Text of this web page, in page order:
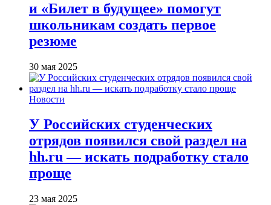
и «Билет в будущее» помогут
школьникам создать первое
резюме
30 мая 2025
Новости
У Российских студенческих
отрядов появился свой раздел на
hh.ru — искать подработку стало
проще
23 мая 2025